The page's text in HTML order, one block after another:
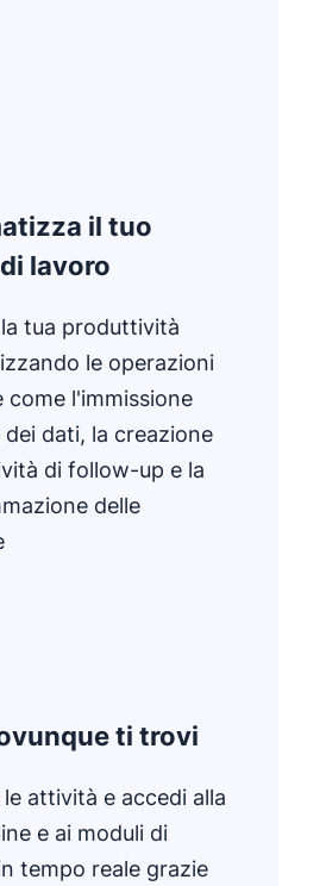
il tuo
lavoro
tua produttività
le operazioni
come l'immissione
dei dati, la creazione
di follow-up e la
delle
ti trovi
le attività e accedi alla
e ai moduli di
tempo reale grazie